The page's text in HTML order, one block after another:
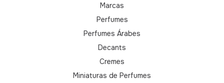
Marcas
Perfumes
Perfumes Árabes
Decants
Cremes
Miniaturas de Perfumes